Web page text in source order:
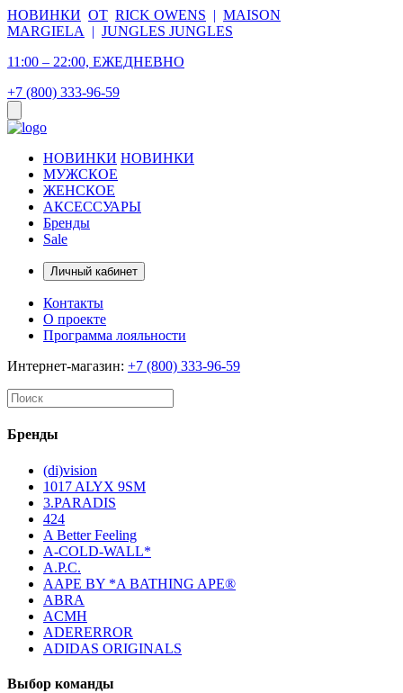
НОВИНКИ ОТ RICK OWENS | MAISON
MARGIELA
| JUNGLES JUNGLES
11:00 – 22:00, ЕЖЕДНЕВНО
+7 (800) 333-96-59
НОВИНКИ НОВИНКИ
МУЖСКОЕ
ЖЕНСКОЕ
АКСЕССУАРЫ
Бренды
Sale
Личный кабинет
Контакты
О проекте
Программа лояльности
Интернет-магазин: +7 (800) 333-96-59
Бренды
(di)vision
1017 ALYX 9SM
3.PARADIS
424
A Better Feeling
A-COLD-WALL*
A.P.C.
AAPE BY *A BATHING APE®
ABRA
ACMH
ADERERROR
ADIDAS ORIGINALS
Выбор команды